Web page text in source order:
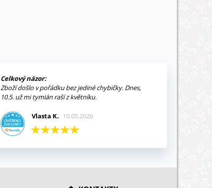
Celkový názor:
Zboží došlo v pořádku bez jediné chybičky. Dnes,
10.5. už mi tymián raší z květníku.
Vlasta K. 10.05.2026